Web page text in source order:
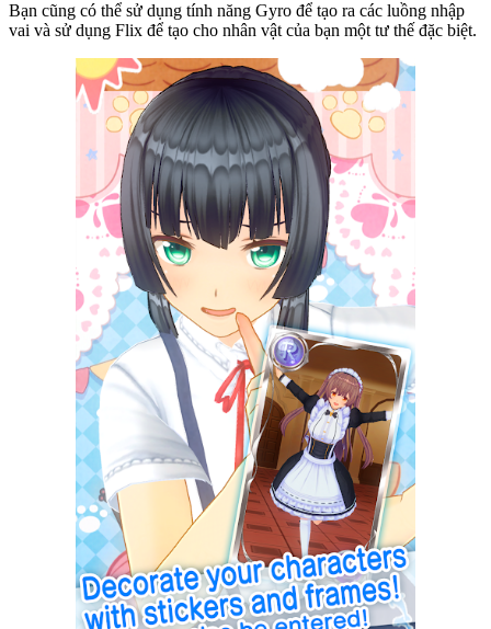
Bạn cũng có thể sử dụng tính năng Gyro để tạo ra các luồng nhập
vai và sử dụng Flix để tạo cho nhân vật của bạn một tư thế đặc biệt.